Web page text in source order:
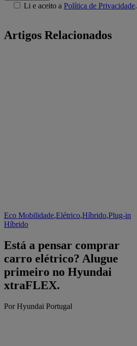
Li e aceito a Política de Privacidade.
Artigos Relacionados
Eco Mobilidade,Elétrico,Híbrido,Plug-in
Híbrido
Está a pensar comprar
carro elétrico? Alugue
primeiro no Hyundai
xtraFLEX.
Por Hyundai Portugal